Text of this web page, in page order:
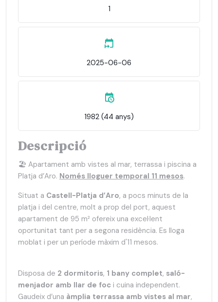
1
2025-06-06
1982 (44 anys)
Descripció
🏖 Apartament amb vistes al mar, terrassa i piscina a
Platja d’Aro. Només lloguer temporal 11 mesos.
Situat a Castell-Platja d’Aro, a pocs minuts de la
platja i del centre, molt a prop del port, aquest
apartament de 95 m² ofereix una excel·lent
oportunitat tant per a segona residència. Es lloga
moblat i per un període màxim d'11 mesos.
Disposa de 2 dormitoris, 1 bany complet, saló-
menjador amb llar de foc i cuina independent.
Gaudeix d’una àmplia terrassa amb vistes al mar,